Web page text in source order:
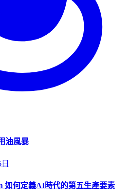
油風暴
何定義AI時代的第五生產要素